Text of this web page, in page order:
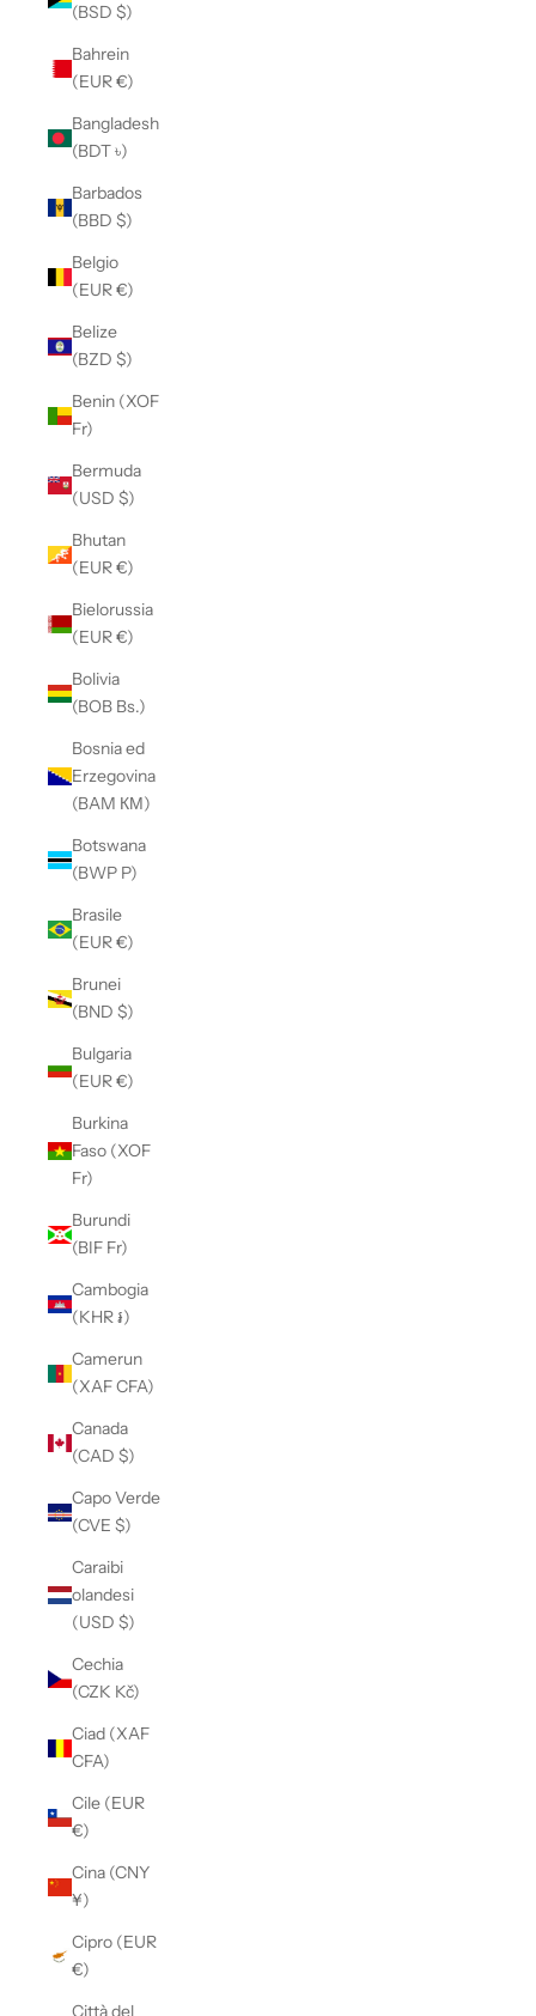
(BSD $)
Bahrein
(EUR €)
Bangladesh
(BDT ৳)
Barbados
(BBD $)
Belgio
(EUR €)
Belize
(BZD $)
Benin (XOF
Fr)
Bermuda
(USD $)
Bhutan
(EUR €)
Bielorussia
(EUR €)
Bolivia
(BOB Bs.)
Bosnia ed
Erzegovina
(BAM КМ)
Botswana
(BWP P)
Brasile
(EUR €)
Brunei
(BND $)
Bulgaria
(EUR €)
Burkina
Faso (XOF
Fr)
Burundi
(BIF Fr)
Cambogia
(KHR ៛)
Camerun
(XAF CFA)
Canada
(CAD $)
Capo Verde
(CVE $)
Caraibi
olandesi
(USD $)
Cechia
(CZK Kč)
Ciad (XAF
CFA)
Cile (EUR
€)
Cina (CNY
¥)
Cipro (EUR
€)
Città del